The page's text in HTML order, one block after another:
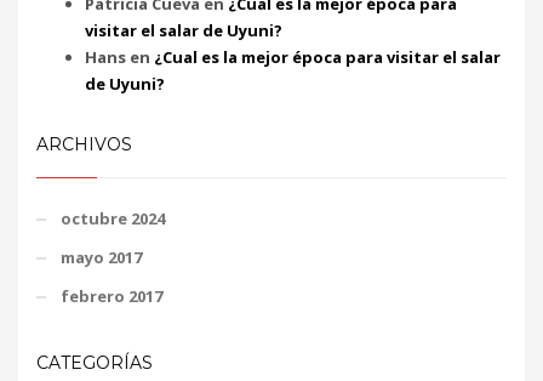
visitar el salar de Uyuni?
Hans en ¿Cual es la mejor época para visitar el salar
de Uyuni?
ARCHIVOS
octubre 2024
mayo 2017
febrero 2017
CATEGORÍAS